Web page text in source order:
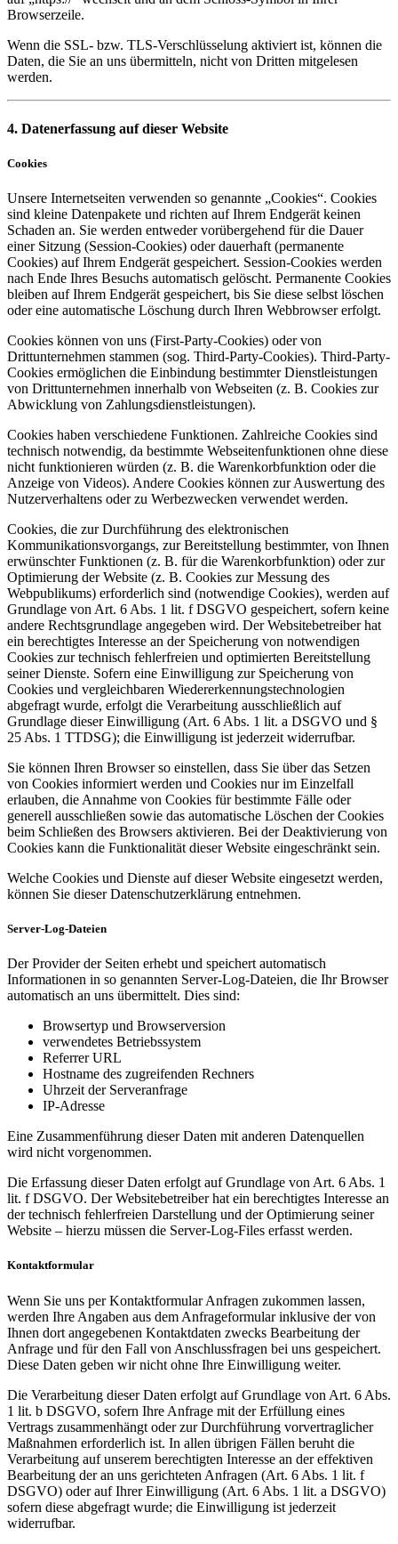
Browserzeile.
Wenn die SSL- bzw. TLS-Verschlüsselung aktiviert ist, können die
Daten, die Sie an uns übermitteln, nicht von Dritten mitgelesen
werden.
4. Datenerfassung auf dieser Website
Cookies
Unsere Internetseiten verwenden so genannte „Cookies“. Cookies
sind kleine Datenpakete und richten auf Ihrem Endgerät keinen
Schaden an. Sie werden entweder vorübergehend für die Dauer
einer Sitzung (Session-Cookies) oder dauerhaft (permanente
Cookies) auf Ihrem Endgerät gespeichert. Session-Cookies werden
nach Ende Ihres Besuchs automatisch gelöscht. Permanente Cookies
bleiben auf Ihrem Endgerät gespeichert, bis Sie diese selbst löschen
oder eine automatische Löschung durch Ihren Webbrowser erfolgt.
Cookies können von uns (First-Party-Cookies) oder von
Drittunternehmen stammen (sog. Third-Party-Cookies). Third-Party-
Cookies ermöglichen die Einbindung bestimmter Dienstleistungen
von Drittunternehmen innerhalb von Webseiten (z. B. Cookies zur
Abwicklung von Zahlungsdienstleistungen).
Cookies haben verschiedene Funktionen. Zahlreiche Cookies sind
technisch notwendig, da bestimmte Webseitenfunktionen ohne diese
nicht funktionieren würden (z. B. die Warenkorbfunktion oder die
Anzeige von Videos). Andere Cookies können zur Auswertung des
Nutzerverhaltens oder zu Werbezwecken verwendet werden.
Cookies, die zur Durchführung des elektronischen
Kommunikationsvorgangs, zur Bereitstellung bestimmter, von Ihnen
erwünschter Funktionen (z. B. für die Warenkorbfunktion) oder zur
Optimierung der Website (z. B. Cookies zur Messung des
Webpublikums) erforderlich sind (notwendige Cookies), werden auf
Grundlage von Art. 6 Abs. 1 lit. f DSGVO gespeichert, sofern keine
andere Rechtsgrundlage angegeben wird. Der Websitebetreiber hat
ein berechtigtes Interesse an der Speicherung von notwendigen
Cookies zur technisch fehlerfreien und optimierten Bereitstellung
seiner Dienste. Sofern eine Einwilligung zur Speicherung von
Cookies und vergleichbaren Wiedererkennungstechnologien
abgefragt wurde, erfolgt die Verarbeitung ausschließlich auf
Grundlage dieser Einwilligung (Art. 6 Abs. 1 lit. a DSGVO und §
25 Abs. 1 TTDSG); die Einwilligung ist jederzeit widerrufbar.
Sie können Ihren Browser so einstellen, dass Sie über das Setzen
von Cookies informiert werden und Cookies nur im Einzelfall
erlauben, die Annahme von Cookies für bestimmte Fälle oder
generell ausschließen sowie das automatische Löschen der Cookies
beim Schließen des Browsers aktivieren. Bei der Deaktivierung von
Cookies kann die Funktionalität dieser Website eingeschränkt sein.
Welche Cookies und Dienste auf dieser Website eingesetzt werden,
können Sie dieser Datenschutzerklärung entnehmen.
Server-Log-Dateien
Der Provider der Seiten erhebt und speichert automatisch
Informationen in so genannten Server-Log-Dateien, die Ihr Browser
automatisch an uns übermittelt. Dies sind:
Browsertyp und Browserversion
verwendetes Betriebssystem
Referrer URL
Hostname des zugreifenden Rechners
Uhrzeit der Serveranfrage
IP-Adresse
Eine Zusammenführung dieser Daten mit anderen Datenquellen
wird nicht vorgenommen.
Die Erfassung dieser Daten erfolgt auf Grundlage von Art. 6 Abs. 1
lit. f DSGVO. Der Websitebetreiber hat ein berechtigtes Interesse an
der technisch fehlerfreien Darstellung und der Optimierung seiner
Website – hierzu müssen die Server-Log-Files erfasst werden.
Kontaktformular
Wenn Sie uns per Kontaktformular Anfragen zukommen lassen,
werden Ihre Angaben aus dem Anfrageformular inklusive der von
Ihnen dort angegebenen Kontaktdaten zwecks Bearbeitung der
Anfrage und für den Fall von Anschlussfragen bei uns gespeichert.
Diese Daten geben wir nicht ohne Ihre Einwilligung weiter.
Die Verarbeitung dieser Daten erfolgt auf Grundlage von Art. 6 Abs.
1 lit. b DSGVO, sofern Ihre Anfrage mit der Erfüllung eines
Vertrags zusammenhängt oder zur Durchführung vorvertraglicher
Maßnahmen erforderlich ist. In allen übrigen Fällen beruht die
Verarbeitung auf unserem berechtigten Interesse an der effektiven
Bearbeitung der an uns gerichteten Anfragen (Art. 6 Abs. 1 lit. f
DSGVO) oder auf Ihrer Einwilligung (Art. 6 Abs. 1 lit. a DSGVO)
sofern diese abgefragt wurde; die Einwilligung ist jederzeit
widerrufbar.